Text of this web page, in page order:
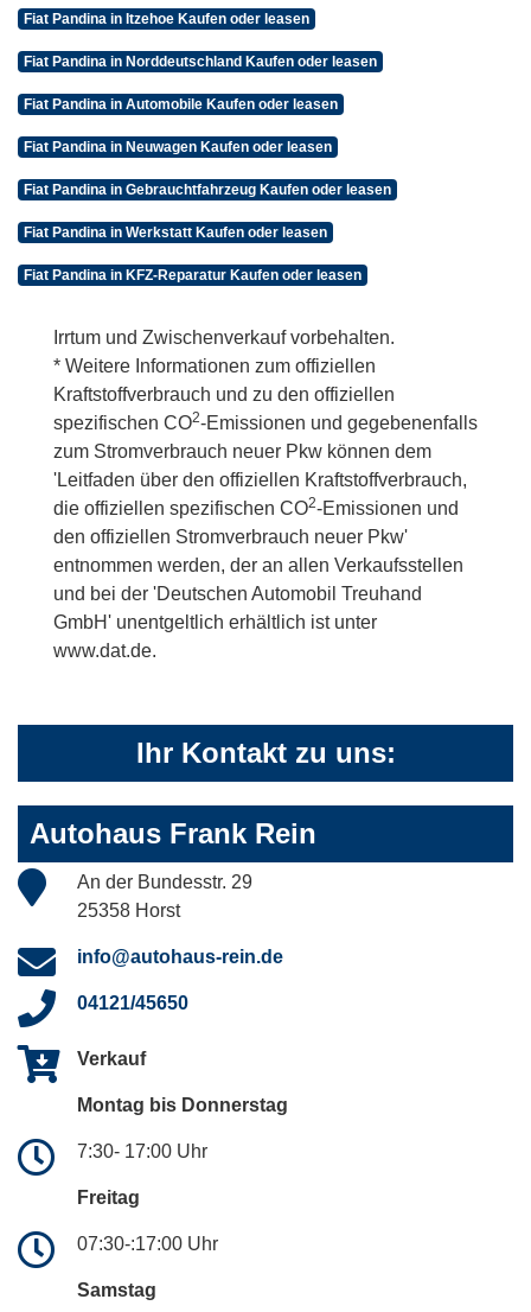
Fiat Pandina in Itzehoe Kaufen oder leasen
Fiat Pandina in Norddeutschland Kaufen oder leasen
Fiat Pandina in Automobile Kaufen oder leasen
Fiat Pandina in Neuwagen Kaufen oder leasen
Fiat Pandina in Gebrauchtfahrzeug Kaufen oder leasen
Fiat Pandina in Werkstatt Kaufen oder leasen
Fiat Pandina in KFZ-Reparatur Kaufen oder leasen
Irrtum und Zwischenverkauf vorbehalten.
* Weitere Informationen zum offiziellen
Kraftstoffverbrauch und zu den offiziellen
spezifischen CO2-Emissionen und gegebenenfalls
zum Stromverbrauch neuer Pkw können dem
'Leitfaden über den offiziellen Kraftstoffverbrauch,
die offiziellen spezifischen CO2-Emissionen und
den offiziellen Stromverbrauch neuer Pkw'
entnommen werden, der an allen Verkaufsstellen
und bei der 'Deutschen Automobil Treuhand
GmbH' unentgeltlich erhältlich ist unter
www.dat.de.
Ihr Kontakt zu uns:
Autohaus Frank Rein
An der Bundesstr. 29
25358 Horst
info@autohaus-rein.de
04121/45650
Verkauf
Montag bis Donnerstag
7:30- 17:00 Uhr
Freitag
07:30-:17:00 Uhr
Samstag